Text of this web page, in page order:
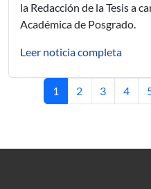
la Redacción de la Tesis a
Académica de Posgrado.
Leer noticia completa
Current page
1 Page
2 Page
3 Page
4